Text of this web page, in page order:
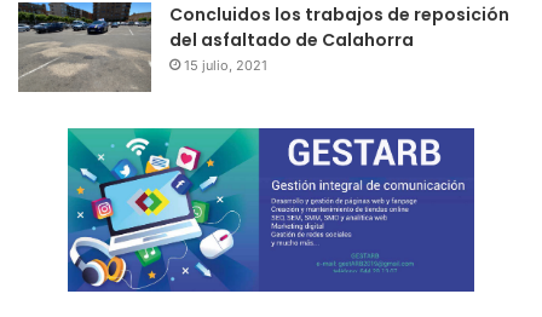
Concluidos los trabajos de reposición
del asfaltado de Calahorra
15 julio, 2021